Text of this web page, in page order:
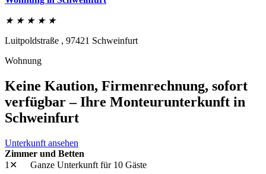
★ ★ ★ ★ ★
Luitpoldstraße , 97421 Schweinfurt
Wohnung
Keine Kaution, Firmenrechnung, sofort
verfügbar – Ihre Monteurunterkunft in
Schweinfurt
Unterkunft ansehen
Zimmer und Betten
1✕
Ganze Unterkunft für 10 Gäste